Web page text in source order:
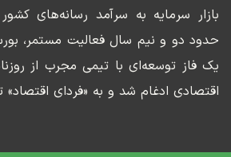
بازار سرمایه به سرآمد رسانه‌های
یک فاز توسعه‌ای با تیمی مجرب از
اقتصادی ادغام شد و به «فردای اقتصاد»